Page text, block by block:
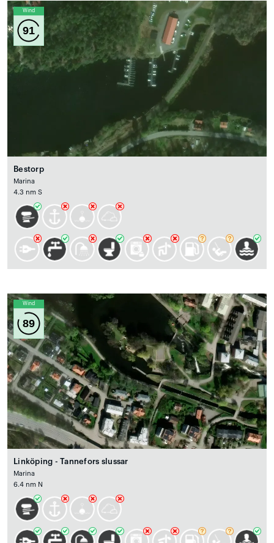
Wind
91
Bestorp
Marina
4.3 nm S
Wind
89
Linköping - Tannefors slussar
Marina
6.4 nm N